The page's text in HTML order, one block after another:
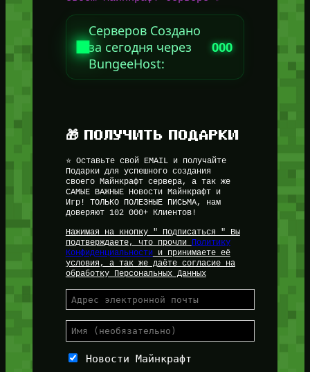
Серверов Создано
за сегодня через
BungeeHost:
000
🎁 ПОЛУЧИТЬ ПОДАРКИ
⭐ Оставьте свой EMAIL и получайте
Подарки для успешного создания
своего Майнкрафт сервера, а так же
САМЫЕ ВАЖНЫЕ Новости Майнкрафт и
Игр! ТОЛЬКО ПОЛЕЗНЫЕ ПИСЬМА, нам
доверяют 102 000+ Клиентов!
Нажимая на кнопку " Подписаться " Вы
подтверждаете, что прочли
Политику
Конфиденциальностии принимаете её
условия, а так же даёте согласие на
обработку Персональных Данных
Новости Майнкрафт